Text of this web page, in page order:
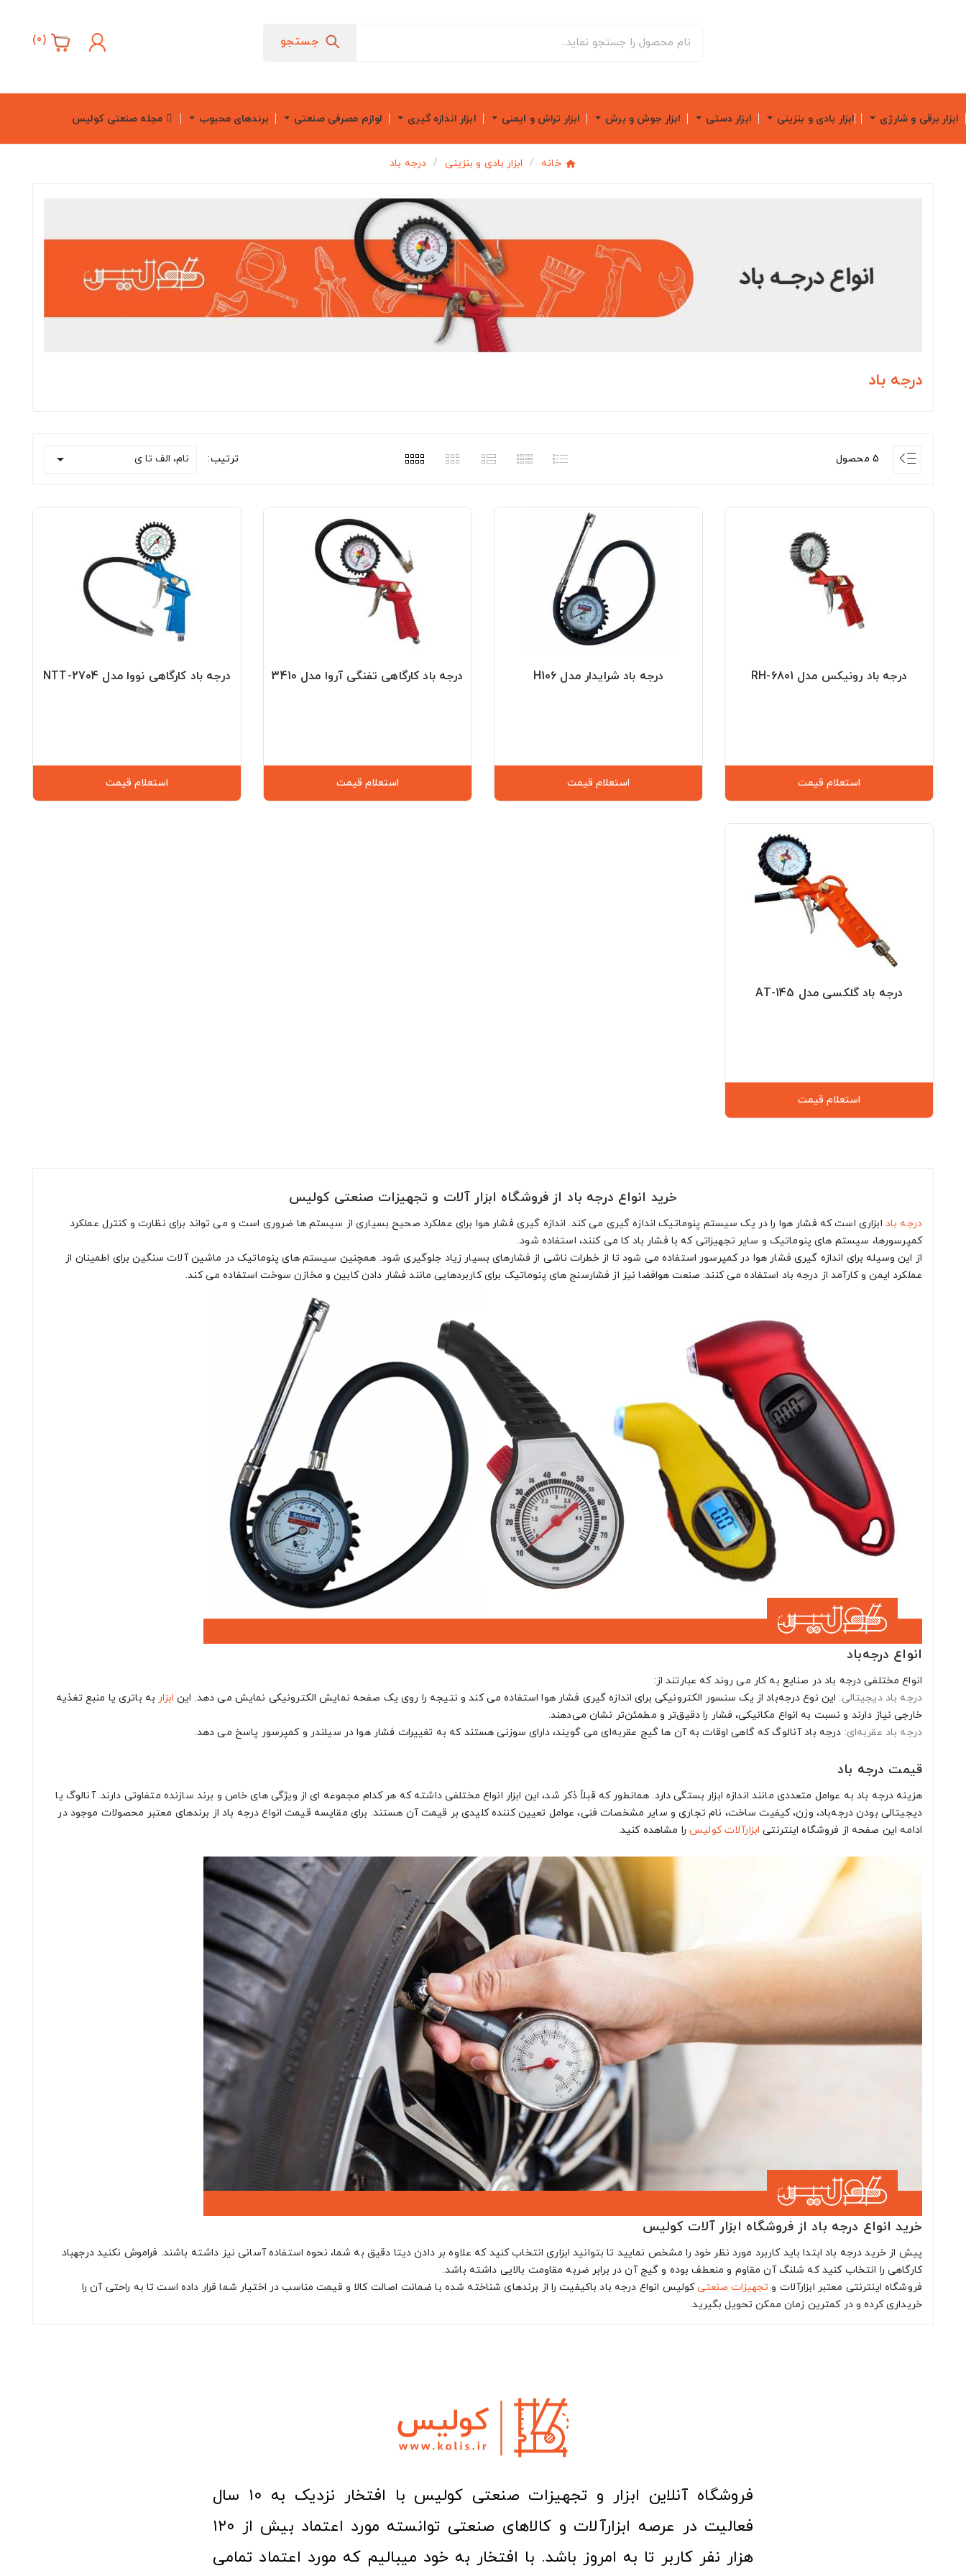
جستجو (
0
)
ابزار برقی و شارژی ابزار بادی و بنزینی ابزار دستی ابزار جوش و برش ابزار تراش و ایمنی ابزار اندازه گیری لوازم مصرفی صنعتی برندهای محبوب مجله صنعتی کولیس
خانه ابزار بادی و بنزینی درجه باد
درجه باد
5 محصول ترتیب: نام، الف تا ی 
درجه باد رونیکس مدل RH-6801
استعلام قیمت
درجه باد شرایدار مدل H106
استعلام قیمت
درجه باد کارگاهی تفنگی آروا مدل 3410
استعلام قیمت
درجه باد کارگاهی نووا مدل NTT-2704
استعلام قیمت
درجه باد گلکسی مدل AT-145
استعلام قیمت
خرید انواع درجه باد از فروشگاه ابزار آلات و تجهیزات صنعتی کولیس
درجه باد ابزاری است که فشار هوا را در یک سیستم پنوماتیک اندازه گیری می کند. اندازه گیری فشار هوا برای عملکرد صحیح بسیاری از سیستم ها ضروری است و می تواند برای نظارت و کنترل عملکرد
کمپرسورها، سیستم های پنوماتیک و سایر تجهیزاتی که با فشار باد کا می کنند، استفاده شود.
از این وسیله برای اندازه گیری فشار هوا در کمپرسور استفاده می شود تا از خطرات ناشی از فشارهای بسیار زیاد جلوگیری شود. همچنین سیستم های پنوماتیک در ماشین آلات سنگین برای اطمینان از
عملکرد ایمن و کارآمد از درجه باد استفاده می کنند. صنعت هوافضا نیز از فشارسنج های پنوماتیک برای کاربردهایی مانند فشار دادن کابین و مخازن سوخت استفاده می کند.
انواع درجه‌باد
انواع مختلفی درجه باد در صنایع به کار می روند که عبارتند از:
درجه باد دیجیتالی: این نوع درجه‌باد از یک سنسور الکترونیکی برای اندازه گیری فشار هوا استفاده می کند و نتیجه را روی یک صفحه نمایش الکترونیکی نمایش می دهد. این ابزار به باتری یا منبع تغذیه
خارجی نیاز دارند و نسبت به انواع مکانیکی، فشار را دقیق‌تر و مطمئن‌تر نشان می‌دهند.
درجه باد عقربه‌ای: درجه باد آنالوگ که گاهی اوقات به آن ها گیج عقربه‌ای می گویند، دارای سوزنی هستند که به تغییرات فشار هوا در سیلندر و کمپرسور پاسخ می دهد.
قیمت درجه باد
هزینه درجه باد به عوامل متعددی مانند اندازه ابزار بستگی دارد. همانطور که قبلاً ذکر شد، این ابزار انواع مختلفی داشته که هر کدام مجموعه ای از ویژگی های خاص و برند سازنده متفاوتی دارند. آنالوگ یا
دیجیتالی بودن درجه‌باد، وزن، کیفیت ساخت، نام تجاری و سایر مشخصات فنی، عوامل تعیین کننده کلیدی بر قیمت آن هستند. برای مقایسه قیمت انواع درجه باد از برندهای معتبر محصولات موجود در
ادامه این صفحه از فروشگاه اینترنتی ابزارآلات کولیسرا مشاهده کنید.
خرید انواع درجه باد از فروشگاه ابزار آلات کولیس
پیش از خرید درجه باد ابتدا باید کاربرد مورد نظر خود را مشخص نمایید تا بتوانید ابزاری انتخاب کنید که علاوه بر دادن دیتا دقیق به شما، نحوه استفاده آسانی نیز داشته باشند. فراموش نکنید درجهباد
کارگاهی را انتخاب کنید که شلنگ آن مقاوم و منعطف بوده و گیج آن در برابر ضربه مقاومت بالایی داشته باشد.
فروشگاه اینترنتی معتبر ابزارآلات و تجهیزات صنعتیکولیس انواع درجه باد باکیفیت را از برندهای شناخته شده با ضمانت اصالت کالا و قیمت مناسب در اختیار شما قرار داده است تا به راحتی آن را
خریداری کرده و در کمترین زمان ممکن تحویل بگیرید.
فروشگاه آنلاین ابزار و تجهیزات صنعتی کولیس با افتخار نزدیک به ۱۰ سال
فعالیت در عرصه ابزارآلات و کالاهای صنعتی توانسته مورد اعتماد بیش از ۱۲۰
هزار نفر کاربر تا به امروز باشد. با افتخار به خود میبالیم که مورد اعتماد تمامی